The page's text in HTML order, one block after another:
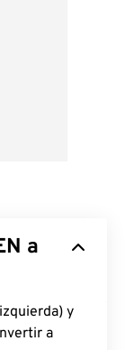
a
y
a